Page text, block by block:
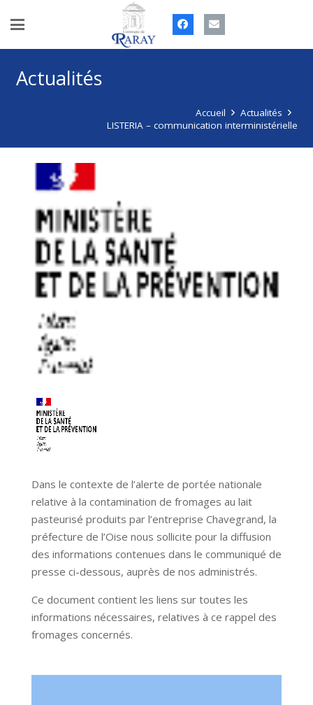
Actualités
Accueil
Actualités
LISTERIA – communication interministérielle
Dans le contexte de l’alerte de portée nationale
relative à la contamination de fromages au lait
pasteurisé produits par l’entreprise Chavegrand, la
préfecture de l’Oise nous sollicite pour la diffusion
des informations contenues dans le communiqué de
presse ci-dessous, auprès de nos administrés.
Ce document contient les liens sur toutes les
informations nécessaires, relatives à ce rappel des
fromages concernés.